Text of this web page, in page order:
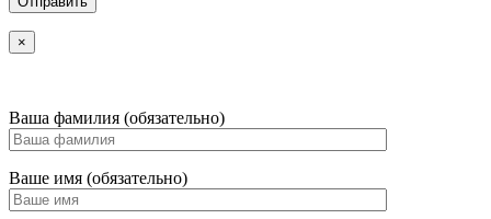
×
Ваша фамилия (обязательно)
Ваше имя (обязательно)